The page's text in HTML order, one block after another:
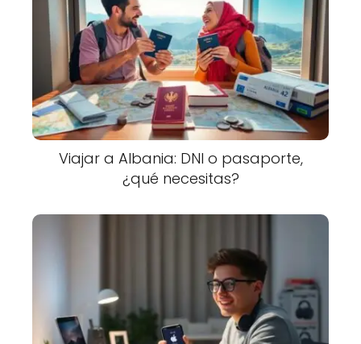
Viajar a Albania: DNI o pasaporte,
¿qué necesitas?